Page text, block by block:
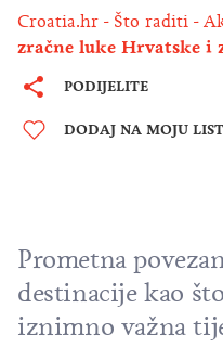
Croatia.hr Što raditi
zračne luke Hrvatske i
PODIJELITE
DODAJ NA MOJU
Prometna
destinacije kao
iznimno važna